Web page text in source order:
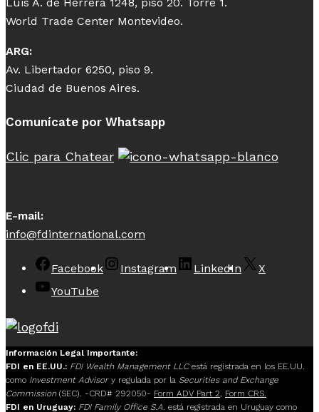
World Trade Center Montevideo.
ARG:
Av. Libertador 6250, piso 9.
Ciudad de Buenos Aires.
Comunícate por Whatsapp
Clic para Chatear
E-mail:
info@fdinternational.com
Facebook Instagram LinkedIn
X
YouTube
Información Legal Importante:
FDI en EE.UU.: FDI Wealth Management LLCestá registrada en los EE.UU.
como Investment Advisory regulada por la Securities and Exchange
Commission(SEC). -CRD# 292050- Form ADV Part 2
Form CRS.
FDI en Uruguay: FDI Family Office S.A. está registrada en Uruguay como